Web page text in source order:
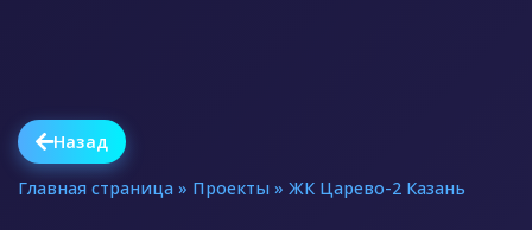
Главная страница » Проекты » ЖК Царево-2 Казань
Назад